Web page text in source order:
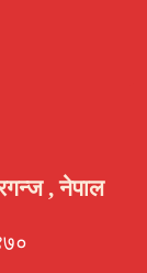
, नेपाल